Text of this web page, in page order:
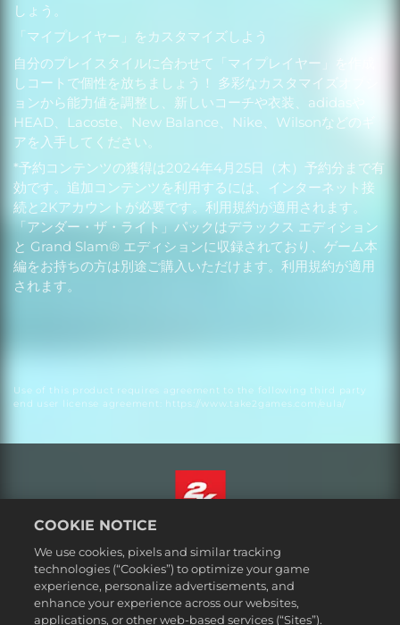
しょう。
「マイプレイヤー」をカスタマイズしよう
自分のプレイスタイルに合わせて「マイプレイヤー」を作成
しコートで個性を放ちましょう！ 多彩なカスタマイズオプシ
ョンから能力値を調整し、新しいコーチや衣装、adidasや
HEAD、Lacoste、New Balance、Nike、Wilsonなどのギ
アを入手してください。
*予約コンテンツの獲得は2024年4月25日（木）予約分まで有
効です。追加コンテンツを利用するには、インターネット接
続と2Kアカウントが必要です。利用規約が適用されます。
「アンダー・ザ・ライト」パックはデラックス エディション
と Grand Slam® エディションに収録されており、ゲーム本
編をお持ちの方は別途ご購入いただけます。利用規約が適用
されます。
Use of this product requires agreement to the following third party
end user license agreement: https://www.take2games.com/eula/
法務表記
プライバシーポリシー
クッキーポリシー
日本語
COOKIE NOTICE
We use cookies, pixels and similar tracking
technologies (“Cookies”) to optimize your game
experience, personalize advertisements, and
enhance your experience across our websites,
applications, or other web-based services (“Sites”).